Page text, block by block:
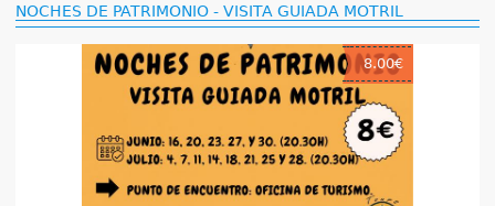
e
NOCHES DE PATRIMONIO - VISITA GUIADA MOTRIL
8.00€